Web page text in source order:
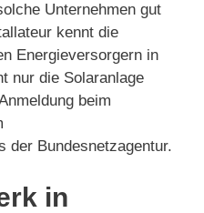
Unternehmen gut
kennt die
Energieversorgern in
nur die Solaranlage
beim
der Bundesnetzagentur.
in